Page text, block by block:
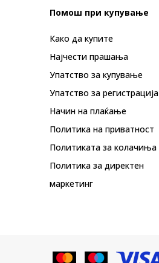
Помош при купување
Како да купите
Најчести прашања
Упатство за купување
Упатство за регистрација
Начин на плаќање
Политика на приватност
Политиката за колачиња
Политика за директен
маркетинг